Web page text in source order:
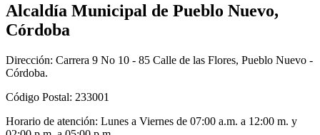
Alcaldía Municipal de Pueblo Nuevo,
Córdoba
Dirección: Carrera 9 No 10 - 85 Calle de las Flores, Pueblo Nuevo -
Córdoba.
Código Postal: 233001
Horario de atención: Lunes a Viernes de 07:00 a.m. a 12:00 m. y